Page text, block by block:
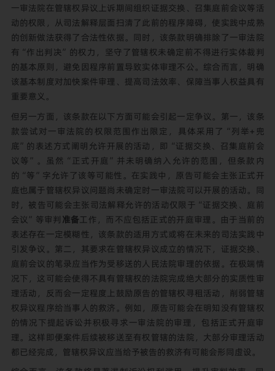
一审法院在管辖权异议上诉期间组织证据交换、召集庭前会议等活
动的权限，从司法解释层面扫清了此前的程序障碍，使实践中成熟
的创新做法获得了合法性依据。同时，该条款明确排除了一审法院
有“作出判决”的权力，坚守了管辖权未确定前不得进行实体裁判
的基本原则，避免因程序前置导致实体审理不公。综合而言，明确
该基本制度对加快案件审理、提高司法效率、保障当事人权益具有
重要意义。
但另一方面，该条款在以下方面可能会引起一定争议。第一，该条
款尝试对一审法院的权限范围作出限定，具体采用了“列举+兜
底”的表述方式阐明允许开展的活动，即“证据交换、召集庭前会
议等”。虽然“正式开庭”并未明确纳入允许的范围，但条款内
的“等”字允许了该等可能性。在实践中，原告可能会主张正式开
庭也属于管辖权异议问题尚未确定时一审法院可以开展的活动。同
时，被告可能会主张司法解释允许的活动仅限于“证据交换、庭前
会议”等审判 准备工作，而不应包括正式的开庭审理。由于当前的
表述存在一定模糊性，该条款的适用方式或将在未来的司法实践中
引发争议。第二，其要求在管辖权异议成立的情况下，证据交换、
庭前会议的笔录应当作为受移送的人民法院审理的依据。在极端情
况下，这可能会使得不具有管辖权的法院完成绝大部分的实质性审
理活动，反而会一定程度上鼓励原告的管辖权寻租活动，削弱管辖
权异议程序给当事人的救济。例如，原告可能会在明知没有管辖权
的情况下提起诉讼并积极寻求一审法院的审理，包括正式开庭审
理。这样即便案件后续被移送至有权管辖的法院，大部分审理活动
都已经完成，管辖权异议应当给予被告的救济有可能会形同虚设。